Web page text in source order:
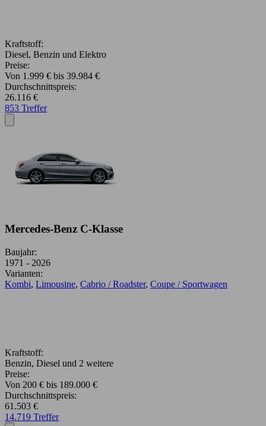
Kraftstoff:
Diesel, Benzin und Elektro
Preise:
Von 1.999 € bis 39.984 €
Durchschnittspreis:
26.116 €
853 Treffer
Mercedes-Benz C-Klasse
Baujahr:
1971 - 2026
Varianten:
Kombi, Limousine, Cabrio / Roadster, Coupe / Sportwagen
Kraftstoff:
Benzin, Diesel und 2 weitere
Preise:
Von 200 € bis 189.000 €
Durchschnittspreis:
61.503 €
14.719 Treffer